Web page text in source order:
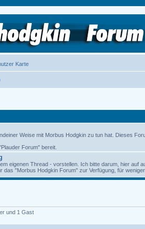
Karte
Weise mit Morbus Hodgkin zu tun hat. Dieses
Forum" bereit.
eigenen Thread - vorstellen. Ich bitte darum, hier auf
das "Morbus Hodgkin Forum" zur Verfügung, für
und 1 Gast